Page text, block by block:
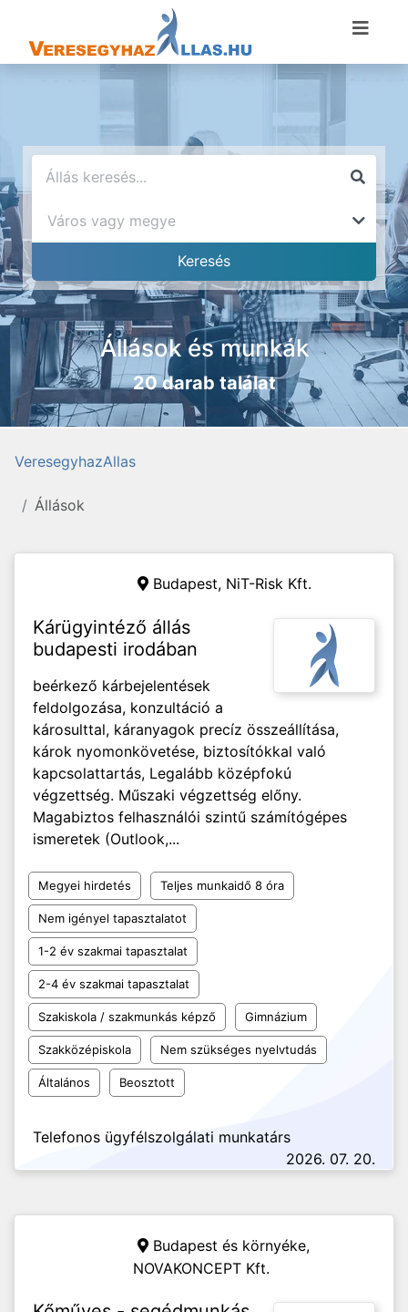
Állások és munkák
20 darab találat
VeresegyhazAllas
Állások
Budapest, NiT-Risk Kft.
Kárügyintéző állás
budapesti irodában
beérkező kárbejelentések
feldolgozása, konzultáció a
károsulttal, káranyagok precíz összeállítása,
károk nyomonkövetése, biztosítókkal való
kapcsolattartás, Legalább középfokú
végzettség. Műszaki végzettség előny.
Magabiztos felhasználói szintű számítógépes
ismeretek (Outlook,...
Megyei hirdetés Teljes munkaidő 8 óra
Nem igényel tapasztalatot
1-2 év szakmai tapasztalat
2-4 év szakmai tapasztalat
Szakiskola / szakmunkás képző Gimnázium
Szakközépiskola Nem szükséges nyelvtudás
Általános Beosztott
Telefonos ügyfélszolgálati munkatárs
2026. 07. 20.
Budapest és környéke,
NOVAKONCEPT Kft.